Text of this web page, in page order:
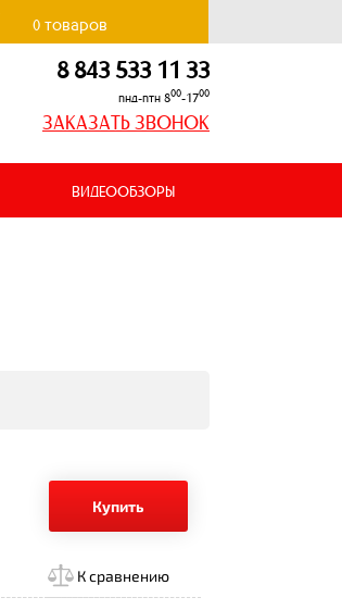
0товаров
8 843 533 11 33
пнд-птн 800-1700
ЗАКАЗАТЬ ЗВОНОК
ВИДЕООБЗОРЫ
Купить
К сравнению